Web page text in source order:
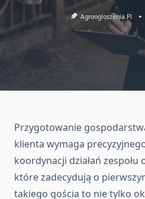
Agroogloszenia.pl
Przygotowanie
klienta wymaga
koordynacji działań zespołu
które zadecydują o
takiego gościa to nie tylko